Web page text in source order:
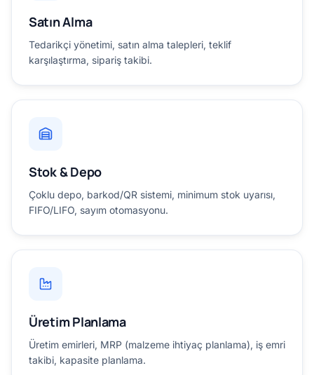
Satın Alma
Tedarikçi yönetimi, satın alma talepleri, teklif
karşılaştırma, sipariş takibi.
Stok & Depo
Çoklu depo, barkod/QR sistemi, minimum stok uyarısı,
FIFO/LIFO, sayım otomasyonu.
Üretim Planlama
Üretim emirleri, MRP (malzeme ihtiyaç planlama), iş emri
takibi, kapasite planlama.